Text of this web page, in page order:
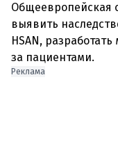
Общеевропейская
выявить
HSAN,
за пациентами.
Реклама